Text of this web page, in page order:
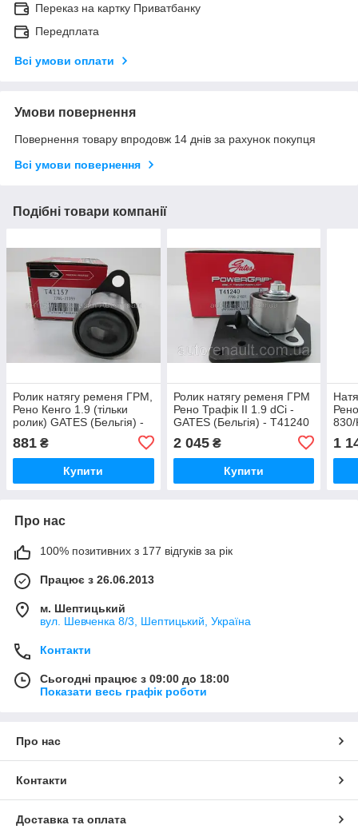
Переказ на картку Приватбанку
Передплата
Всі умови оплати
Умови повернення
Повернення товару впродовж 14 днів за рахунок покупця
Всі умови повернення
Подібні товари компанії
Ролик натягу ременя ГРМ,
Рено Кенго 1.9 (тільки
ролик) GATES (Бельгія) -
881 ₴
Купити
Ролик натягу ременя ГРМ
Рено Трафік II 1.9 dCi -
GATES (Бельгія) - T41240
2 045₴
Купити
830/
1
Про нас
100% позитивних з 177 відгуків за рік
Працює з 26.06.2013
м. Шептицький
вул. Шевченка 8/3, Шептицький, Україна
Контакти
Сьогодні працює з 09:00 до 18:00
Показати весь графік роботи
Про нас
Контакти
Доставка та оплата